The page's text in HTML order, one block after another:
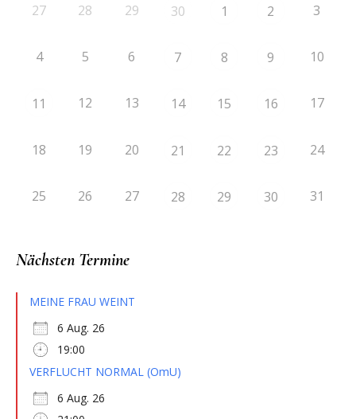
27 28 29 30 1 2 3
4 5 6 7 8 9 10
11 12 13 14 15 16 17
18 19 20 21 22 23 24
25 26 27 28 29 30 31
Nächsten Termine
MEINE FRAU WEINT
6 Aug. 26
19:00
VERFLUCHT NORMAL (OmU)
6 Aug. 26